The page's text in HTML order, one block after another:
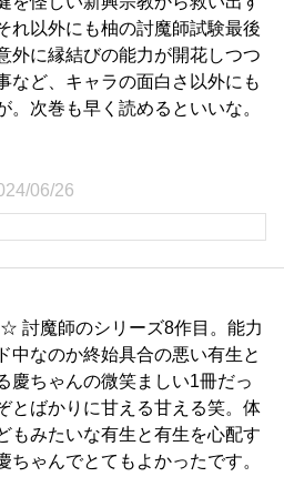
れ以外にも柚の討魔師試験最後
外に縁結びの能力が開花しつつ
など、キャラの面白さ以外にも
。次巻も早く読めるといいな。
06/26
魔師のシリーズ8作目。能力
中なのか終始具合の悪い有生と
慶ちゃんの微笑ましい1冊だっ
とばかりに甘える甘える笑。体
もみたいな有生と有生を心配す
ちゃんでとてもよかったです。